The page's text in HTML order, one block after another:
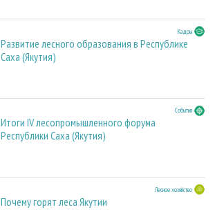
Кадры
Развитие лесного образования в Республике
Саха (Якутия)
События
Итоги IV лесопромышленного форума
Республики Саха (Якутия)
Лесное хозяйство
Почему горят леса Якутии